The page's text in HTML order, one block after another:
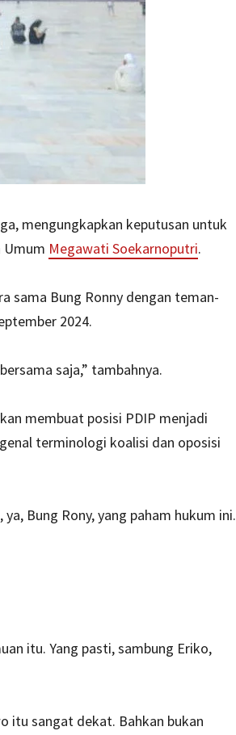
mengungkapkan keputusan untuk
Umum Megawati Soekarnoputri.
sama Bung Ronny dengan teman-
2024.
saja,” tambahnya.
membuat posisi PDIP menjadi
terminologi koalisi dan oposisi
Bung Rony, yang paham hukum ini.
itu. Yang pasti, sambung Eriko,
itu sangat dekat. Bahkan bukan